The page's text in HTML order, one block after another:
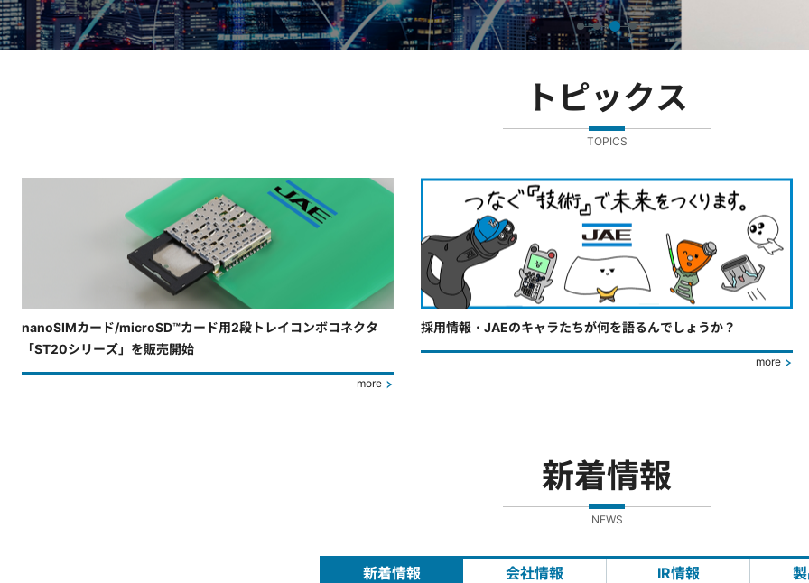
トピックス
TOPICS
nanoSIMカード/microSD™カード用2段トレイコンボコネクタ
「ST20シリーズ」を販売開始
more
採用情報・JAEのキャラたちが何を語るんでしょうか？
more
新着情報
NEWS
新着情報 会社情報 IR情報